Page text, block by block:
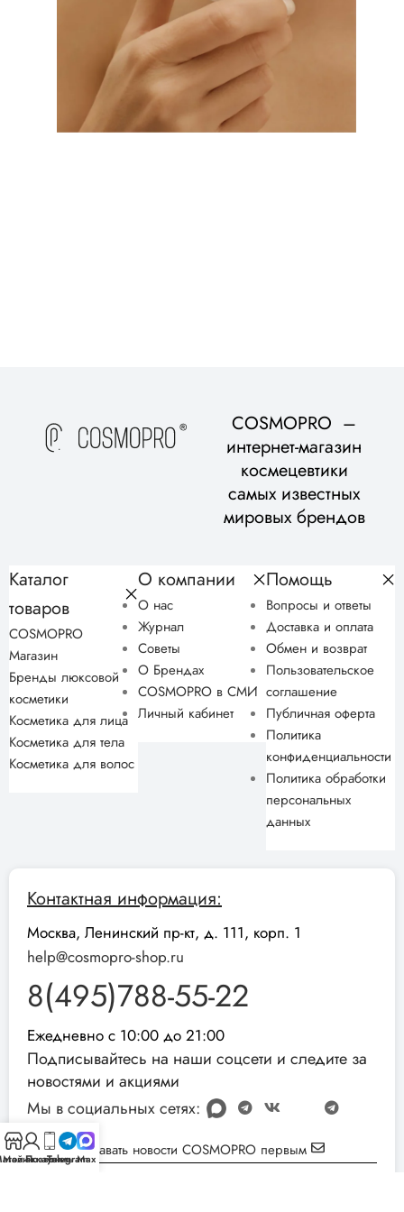
COSMOPRO –
интернет-магазин
космецевтики
самых известных
мировых брендов
Каталог
товаров
COSMOPRO
Магазин
Бренды люксовой
косметики
Косметика для лица
Косметика для тела
Косметика для волос
О компании
О нас
Журнал
Советы
О Брендах
COSMOPRO в СМИ
Личный кабинет
Помощь
Вопросы и ответы
Доставка и оплата
Обмен и возврат
Пользовательское
соглашение
Публичная оферта
Политика
конфиденциальности
Политика обработки
персональных
данных
Контактная информация:
Москва, Ленинский пр-кт, д. 111, корп. 1
help@cosmopro-shop.ru
8(495)788-55-22
Ежедневно с 10:00 до 21:00
Подписывайтесь на наши соцсети и следите за
новостями и акциями
Мы в социальных сетях:
Узнавать новости COSMOPRO первым
Мой аккаунт
Позвонить
Telegram
Max